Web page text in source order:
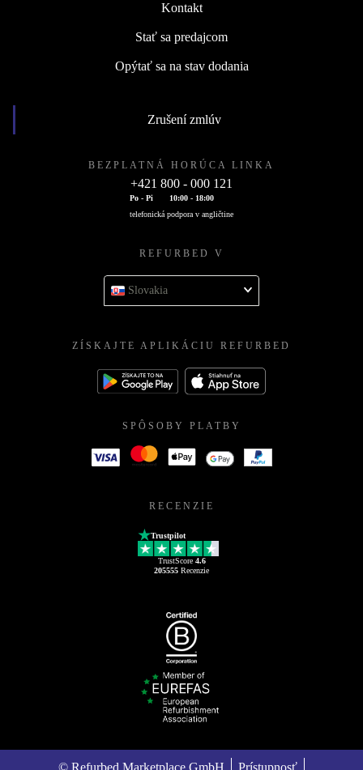
Kontakt
Stať sa predajcom
Opýtať sa na stav dodania
Zrušení zmlúv
BEZPLATNÁ HORÚCA LINKA
+421 800 - 000 121
Po - Pi
10:00 - 18:00
telefonická podpora v angličtine
REFURBED V
Slovakia
ZÍSKAJTE APLIKÁCIU REFURBED
SPÔSOBY PLATBY
RECENZIE
Trustpilot
TrustScore 4.6
205555 Recenzie
© Refurbed Marketplace GmbH Prístupnosť